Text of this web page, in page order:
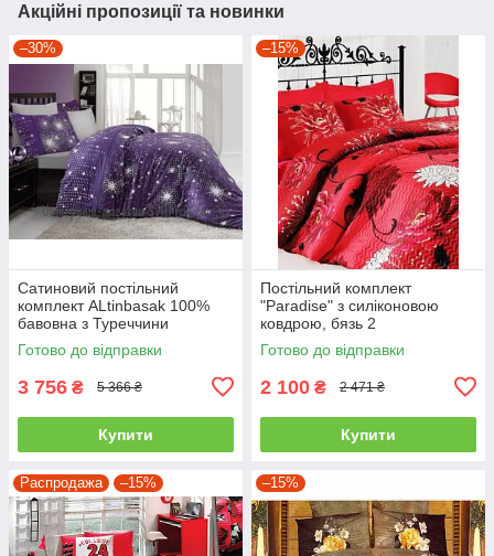
Акційні пропозиції та новинки
–30%
Сатиновий постільний
комплект ALtinbasak 100%
бавовна з Туреччини
двоспальний - євро
Готово до відправки
3 756 ₴ 5 366 ₴
Купити
–15%
Постільний комплект
"Paradise" з силіконовою
ковдрою, бязь 2
Готово до відправки
2 100 ₴ 2 471 ₴
Купити
Распродажа –15% –15%